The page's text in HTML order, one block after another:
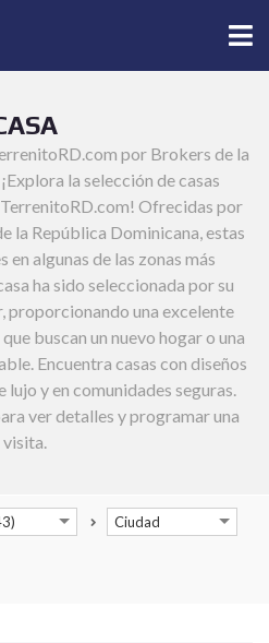
por Brokers de la
la selección de casas
Ofrecidas por
la República Dominicana, estas
en algunas de las zonas más
ha sido seleccionada por su
proporcionando una excelente
buscan un nuevo hogar o una
Encuentra casas con diseños
lujo y en comunidades seguras.
ver detalles y programar una
visita.
Ciudad